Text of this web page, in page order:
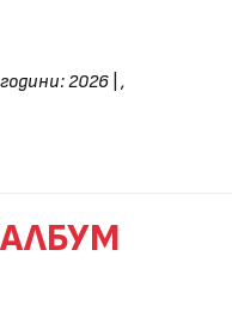
години: 2026 ,
АЛБУМ